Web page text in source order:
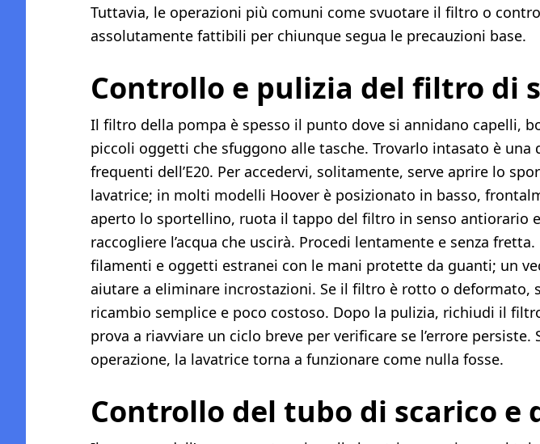
Tuttavia, le operazioni più comuni come svuotare il filtro o
assolutamente fattibili per chiunque segua le precauzioni base.
Controllo e pulizia del filtro di
Il filtro della pompa è spesso il punto dove si annidano capelli,
piccoli oggetti che sfuggono alle tasche. Trovarlo intasato è una
frequenti dell’E20. Per accedervi, solitamente, serve aprire lo
lavatrice; in molti modelli Hoover è posizionato in basso,
aperto lo sportellino, ruota il tappo del filtro in senso antiorario
raccogliere l’acqua che uscirà. Procedi lentamente e senza
filamenti e oggetti estranei con le mani protette da guanti; un
aiutare a eliminare incrostazioni. Se il filtro è rotto o deformato,
ricambio semplice e poco costoso. Dopo la pulizia, richiudi il
prova a riavviare un ciclo breve per verificare se l’errore persiste.
operazione, la lavatrice torna a funzionare come nulla fosse.
Controllo del tubo di scarico e